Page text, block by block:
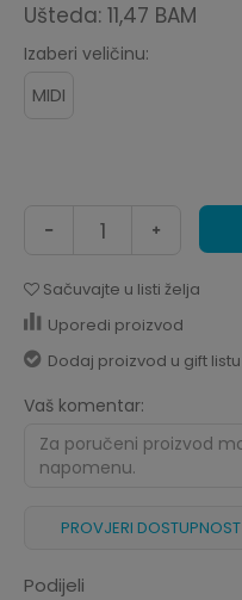
Ušteda: 11,47 BAM
Izaberi veličinu:
MIDI
Sačuvajte u listi želja
Uporedi proizvod
Dodaj proizvod u gift listu
Vaš komentar:
PROVJERI DOSTUPNOST
Podijeli